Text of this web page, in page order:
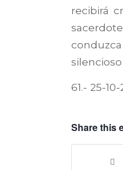
recibirá
61.- 25-
Share this